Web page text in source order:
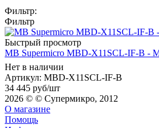
Фильтр:
Фильтр
Быстрый просмотр
MB Supermicro MBD-X11SCL-IF-B -
Нет в наличии
Артикул: MBD-X11SCL-IF-B
34 445 руб/шт
2026 © © Супермикро, 2012
О магазине
Помощь